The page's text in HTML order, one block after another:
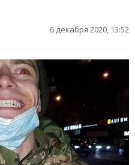
6 декабря 2020, 13:52